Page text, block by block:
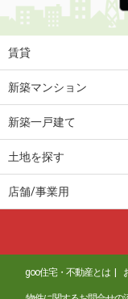
賃貸
新築マンション
新築一戸建て
土地を探す
店舗/事業用
goo住宅・不動産とは